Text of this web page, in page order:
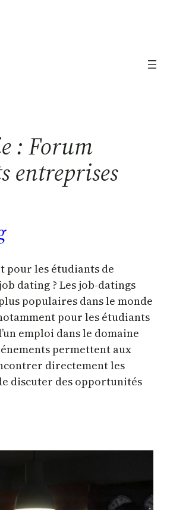
: Forum
entreprises
pour les étudiants de
dating ? Les job-datings
populaires dans le monde
pour les étudiants
emploi dans le domaine
permettent aux
directement les
discuter des opportunités